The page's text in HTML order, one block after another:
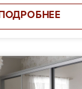
ПОДРОБНЕЕ